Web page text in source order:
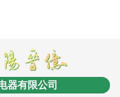
工程安装 商业电子秤
屏蔽反制 沈阳油浸式变压
LCR数字电桥 贵州led显
器有限公司